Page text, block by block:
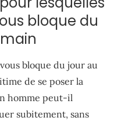
bloque du
bloque du jour au
de se poser la
homme peut-il
subitement, sans